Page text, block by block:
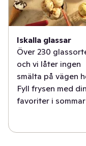
Iskalla glassar
Över 230
och vi låter ingen
smälta på vägen
Fyll frysen med
favoriter i sommar